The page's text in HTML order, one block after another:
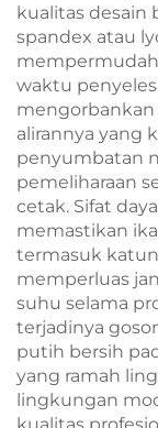
kualitas desain
spandex atau
waktu
mengorbankan
alirannya yang
penyumbatan
pemeliharaan
cetak. Sifat
memastikan
termasuk
memperluas
suhu selama
terjadinya
putih bersih
yang ramah
lingkungan